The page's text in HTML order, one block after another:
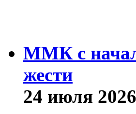
ММК с
жести
24 июля 2026